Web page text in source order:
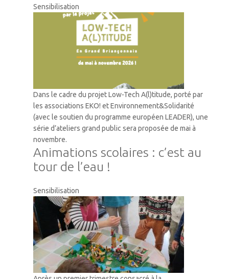
Sensibilisation
Dans le cadre du projet Low-Tech A(l)titude, porté par
les associations EKO! et Environnement&Solidarité
(avec le soutien du programme européen LEADER), une
série d’ateliers grand public sera proposée de mai à
novembre.
Animations scolaires : c’est au
tour de l’eau !
Sensibilisation